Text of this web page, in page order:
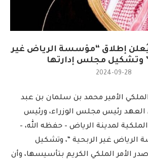
إطلاق “مؤسسة الرياض غير
وتشكيل مجلس إدارتها
2024-09-28
الأمير محمد بن سلمان بن عبد
العهد رئيس مجلس الوزراء، ورئيس
لمدينة الرياض – حفظه الله، –
الرياض غير الربحية “، وتشكيل
الأمر الملكي الكريم بتأسيسها، وأن